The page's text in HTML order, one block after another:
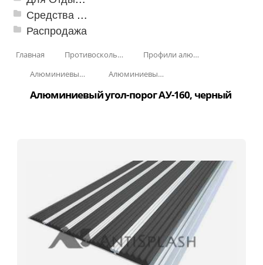
Средства от насекомых и садовых вредителей
Распродажа
Главная Противоскользящая защита для лестниц, профили, ленты
Профили алюминиевые с резиновой вставкой
Алюминиевый угол-порог с резиновой вставкой
Алюминиевый угол-порог с пятью резиновыми вставками АУ-160
Алюминиевый угол-порог АУ-160, черный